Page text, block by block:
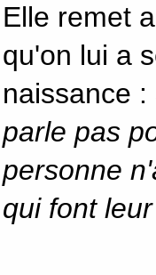
Elle remet
qu'on lui a
naissance :
parle pas
personne
qui font